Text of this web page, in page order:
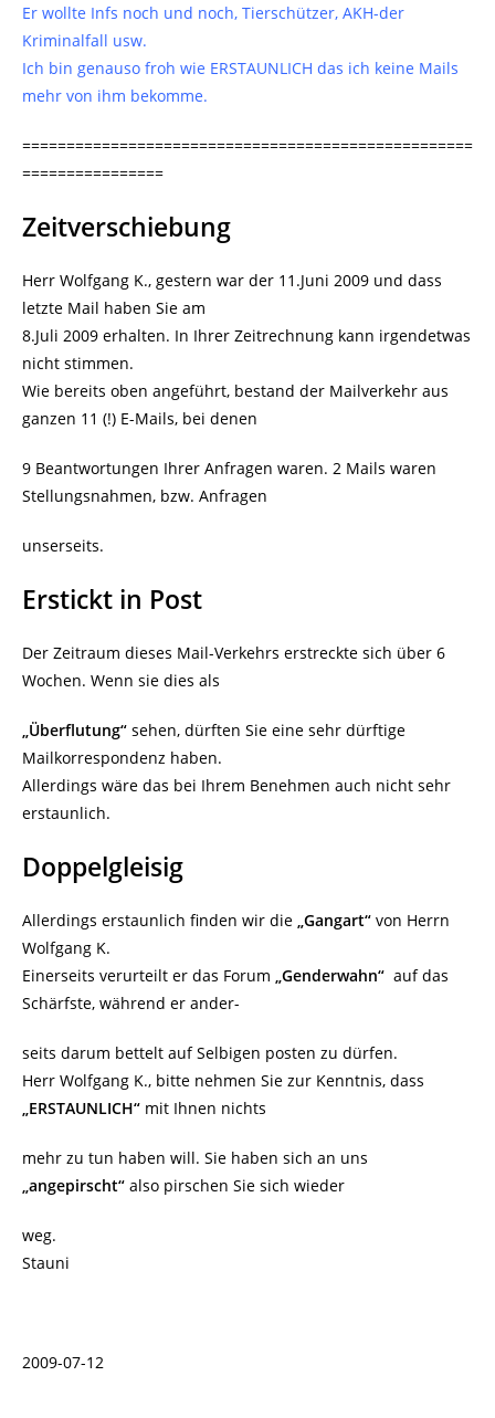
Er wollte Infs noch und noch, Tierschützer, AKH-der
Kriminalfall usw.
Ich bin genauso froh wie ERSTAUNLICH das ich keine Mails
mehr von ihm bekomme.
===================================================
================
Zeitverschiebung
Herr Wolfgang K., gestern war der 11.Juni 2009 und dass
letzte Mail haben Sie am
8.Juli 2009 erhalten. In Ihrer Zeitrechnung kann irgendetwas
nicht stimmen.
Wie bereits oben angeführt, bestand der Mailverkehr aus
ganzen 11 (!) E-Mails, bei denen
9 Beantwortungen Ihrer Anfragen waren. 2 Mails waren
Stellungsnahmen, bzw. Anfragen
unserseits.
Erstickt in Post
Der Zeitraum dieses Mail-Verkehrs erstreckte sich über 6
Wochen. Wenn sie dies als
„Überflutung“ sehen, dürften Sie eine sehr dürftige
Mailkorrespondenz haben.
Allerdings wäre das bei Ihrem Benehmen auch nicht sehr
erstaunlich.
Doppelgleisig
Allerdings erstaunlich finden wir die „Gangart“ von Herrn
Wolfgang K.
Einerseits verurteilt er das Forum „Genderwahn“ auf das
Schärfste, während er ander-
seits darum bettelt auf Selbigen posten zu dürfen.
Herr Wolfgang K., bitte nehmen Sie zur Kenntnis, dass
„ERSTAUNLICH“ mit Ihnen nichts
mehr zu tun haben will. Sie haben sich an uns
„angepirscht“ also pirschen Sie sich wieder
weg.
Stauni
2009-07-12